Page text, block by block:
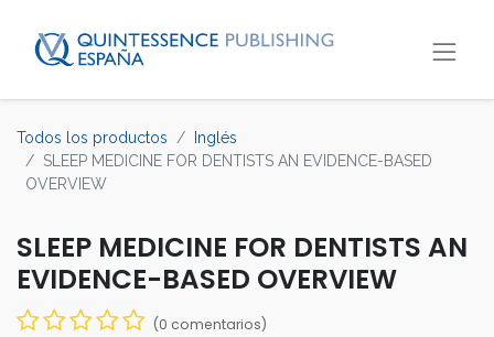
Todos los productos
Inglés
SLEEP MEDICINE FOR DENTISTS AN EVIDENCE-BASED
OVERVIEW
SLEEP MEDICINE FOR DENTISTS AN
EVIDENCE-BASED OVERVIEW
(0 comentarios)